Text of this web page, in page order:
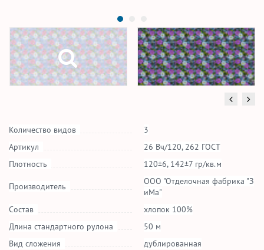
Количество видов
3
Артикул
26 Вч/120, 262 ГОСТ
Плотность
120±6, 142±7 гр/кв.м
Производитель
ООО "Отделочная фабрика "З
иМа"
Состав
хлопок 100%
Длина стандартного рулона
50 м
Вид сложения
дублированная